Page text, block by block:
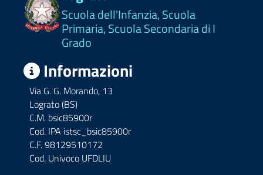
Scuola dell'Infanzia, Scuola
Primaria, Scuola Secondaria di I
Grado
Informazioni
Via G. G. Morando, 13
Lograto (BS)
C.M. bsic85900r
Cod. IPA istsc_bsic85900r
C.F. 98129510172
Cod. Univoco UFDLIU